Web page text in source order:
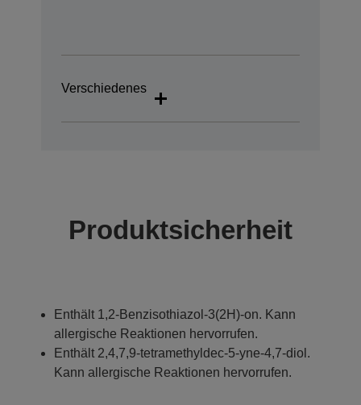
Verschiedenes
Produktsicherheit
Enthält 1,2-Benzisothiazol-3(2H)-on. Kann
allergische Reaktionen hervorrufen.
Enthält 2,4,7,9-tetramethyldec-5-yne-4,7-diol.
Kann allergische Reaktionen hervorrufen.